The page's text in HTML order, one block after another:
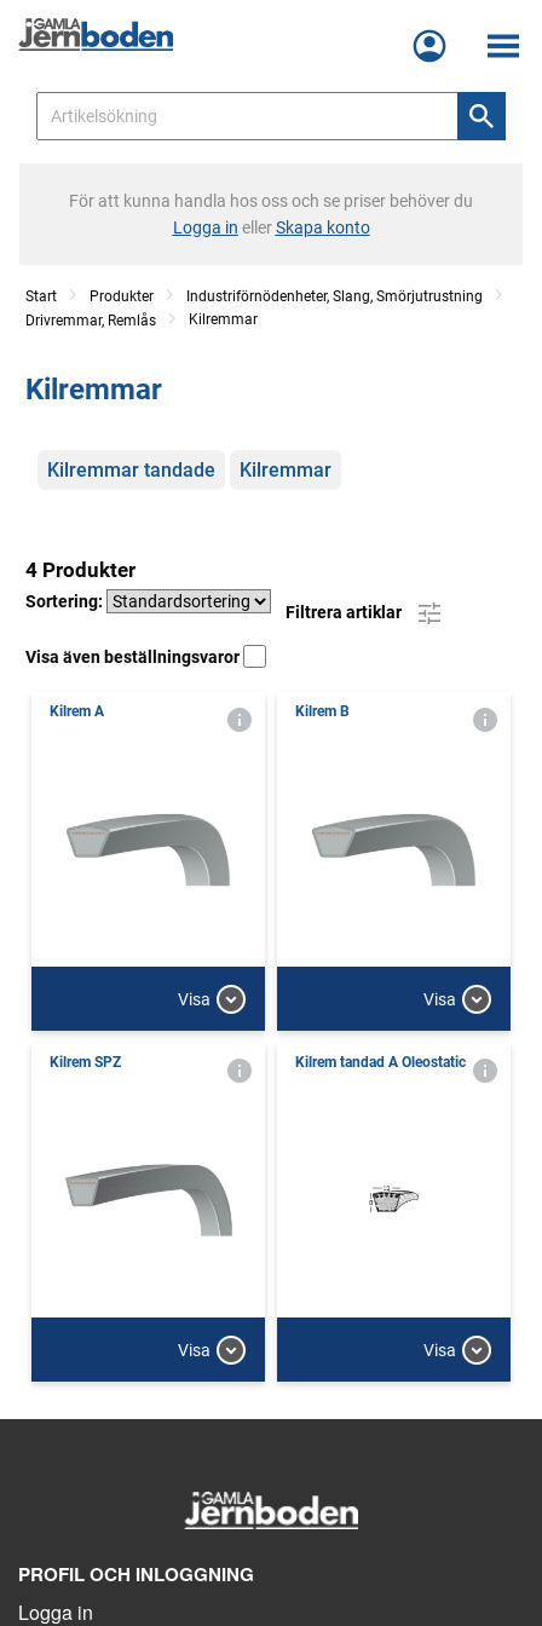
Meny
För att kunna handla hos oss och se priser behöver du
Logga in ellerSkapa konto
Start Produkter
Industriförnödenheter, Slang, Smörjutrustning
Drivremmar, Remlås
Kilremmar
Kilremmar
Kategorier
Kilremmar tandade Kilremmar
4 Produkter
Sortering:
Filtrera artiklar
Visa även beställningsvaror
Kilrem A
Visa
Kilrem B
Visa
Kilrem SPZ
Visa
Kilrem tandad A Oleostatic
Visa
PROFIL OCH INLOGGNING
Logga in